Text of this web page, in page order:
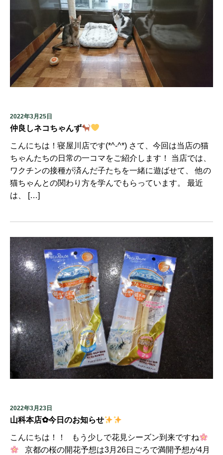
2022年3月25日
仲良しネコちゃんず
こんにちは！寝屋川店です(*^-^*) さて、今回は当店の猫
ちゃんたちの日常の一コマをご紹介します！ 当店では、
ワクチンの接種が済んだ子たちを一緒に遊ばせて、 他の
猫ちゃんとの関わり方を学んでもらっています。 最近
は、 […]
2022年3月23日
山科本店✿今日のお知らせ
こんにちは！！ もう少しで花見シーズン到来ですね
京都の桜の開花予想は3月26日ごろで満開予想が4月